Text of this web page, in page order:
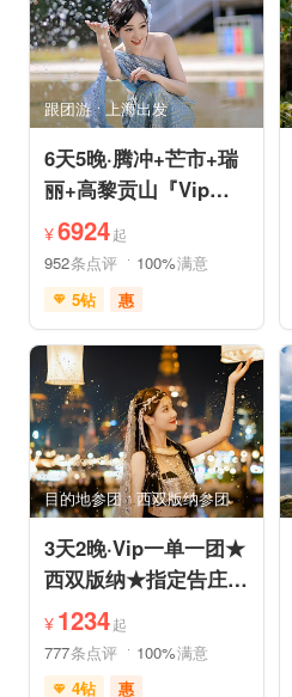
自然山水
动植物园
研学体验
跟团游 上海出发
6天5晚·腾冲+芒市+瑞
丽+高黎贡山『Vip一
单一团』豪奢五钻酒店
度假
¥6924起
952条点评 100%满意
5钻
惠
免费接送机
免费WIFI
家庭游
情侣游
世界遗产
休闲度假
自然山水
自由活动
美食享受
目的地参团 西双版纳参团
3天2晚·Vip一单一团★
西双版纳★指定告庄内
泳池酒店或温德姆国际
连锁
¥ 1234起
777条点评 100%满意
4钻
惠